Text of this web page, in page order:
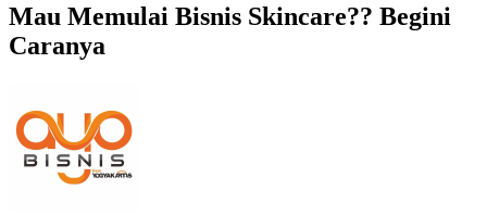
Mau Memulai Bisnis Skincare?? Begini
Caranya